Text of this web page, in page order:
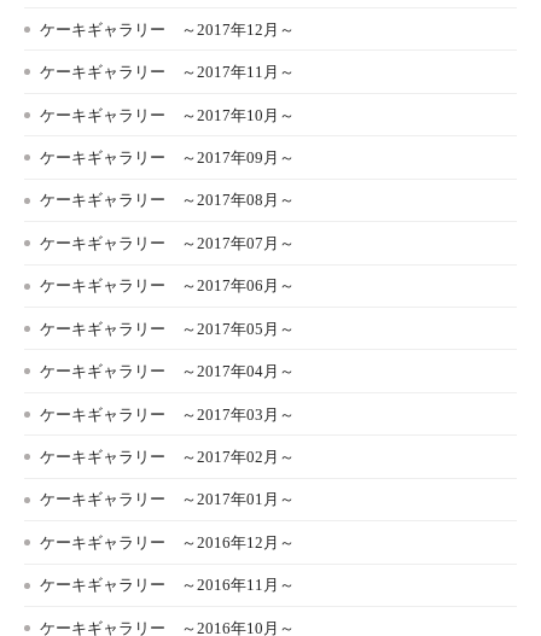
ケーキギャラリー ～2017年12月～
ケーキギャラリー ～2017年11月～
ケーキギャラリー ～2017年10月～
ケーキギャラリー ～2017年09月～
ケーキギャラリー ～2017年08月～
ケーキギャラリー ～2017年07月～
ケーキギャラリー ～2017年06月～
ケーキギャラリー ～2017年05月～
ケーキギャラリー ～2017年04月～
ケーキギャラリー ～2017年03月～
ケーキギャラリー ～2017年02月～
ケーキギャラリー ～2017年01月～
ケーキギャラリー ～2016年12月～
ケーキギャラリー ～2016年11月～
ケーキギャラリー ～2016年10月～